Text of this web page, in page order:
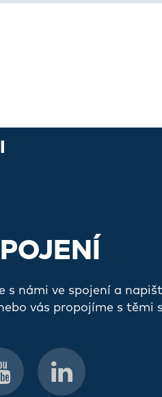
námi ve spojení a
vás propojíme s těmi